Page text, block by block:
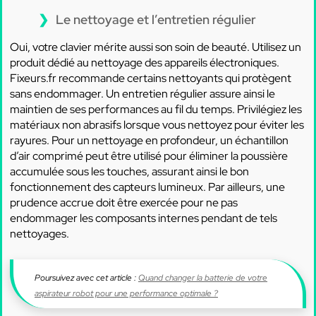
Le nettoyage et l’entretien régulier
Oui, votre clavier mérite aussi son soin de beauté. Utilisez un
produit dédié au nettoyage des appareils électroniques.
Fixeurs.fr recommande certains nettoyants qui protègent
sans endommager. Un entretien régulier assure ainsi le
maintien de ses performances au fil du temps. Privilégiez les
matériaux non abrasifs lorsque vous nettoyez pour éviter les
rayures. Pour un nettoyage en profondeur, un échantillon
d’air comprimé peut être utilisé pour éliminer la poussière
accumulée sous les touches, assurant ainsi le bon
fonctionnement des capteurs lumineux. Par ailleurs, une
prudence accrue doit être exercée pour ne pas
endommager les composants internes pendant de tels
nettoyages.
Poursuivez avec cet article :Quand changer la batterie de votre
aspirateur robot pour une performance optimale ?